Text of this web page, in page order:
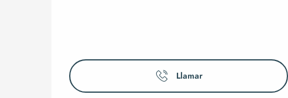
Llamar